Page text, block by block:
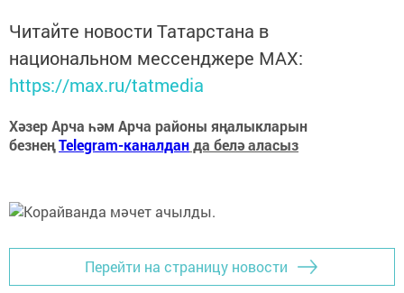
Читайте новости Татарстана в
национальном мессенджере MАХ:
https://max.ru/tatmedia
Хәзер Арча һәм Арча районы яңалыкларын
безнеңTelegram-каналданда белә аласыз
Перейти на страницу новости